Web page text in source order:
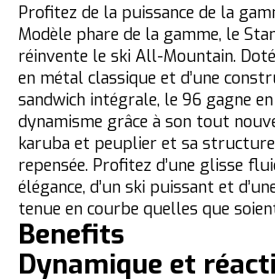
Profitez de la puissance de la
Modèle phare de la gamme, le
réinvente le ski All-Mountain. Doté
en métal classique et d’une
sandwich intégrale, le 96 gagne
dynamisme grâce à son tout
karuba et peuplier et sa
repensée. Profitez d’une glisse
élégance, d’un ski puissant et
tenue en courbe quelles que
Benefits
Dynamique et